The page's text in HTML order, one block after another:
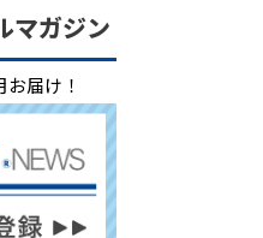
マガジン
届け！